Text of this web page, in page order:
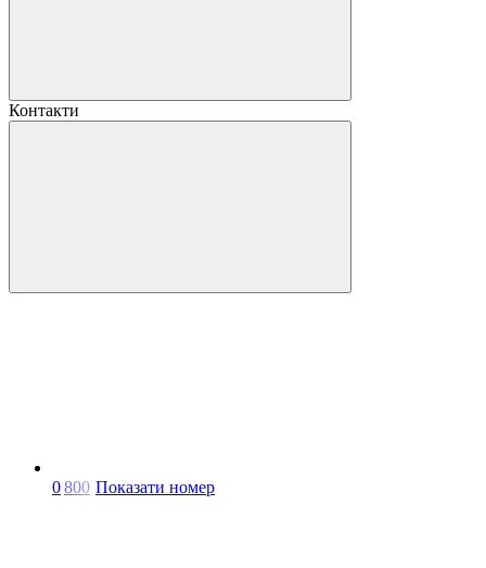
Контакти
0800 Показати номер